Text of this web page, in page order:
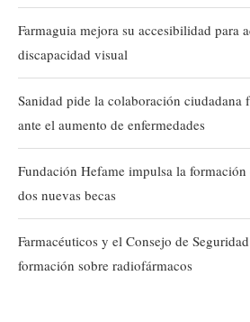
Farmaguia mejora su accesibilidad para
discapacidad visual
Sanidad pide la colaboración ciudadana
ante el aumento de enfermedades
Fundación Hefame impulsa la
dos nuevas becas
Farmacéuticos y el Consejo de
formación sobre radiofármacos